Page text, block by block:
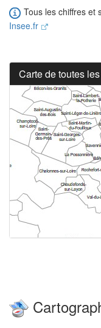
Tous les chiffres et
Insee.fr
Carte de toutes